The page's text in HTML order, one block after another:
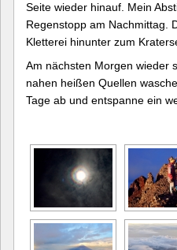
Seite wieder hinauf. Mein
Regenstopp am Nachmittag.
Kletterei hinunter zum
Am nächsten Morgen wieder
nahen heißen Quellen
Tage ab und entspanne ein